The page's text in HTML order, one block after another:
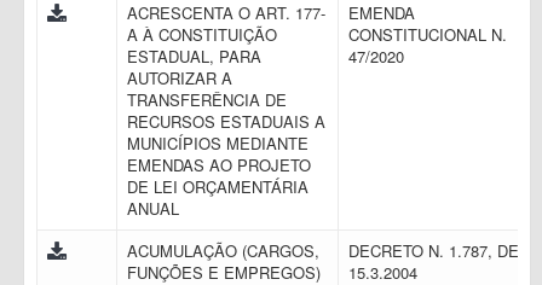
ACRESCENTA O ART. 177-
A À CONSTITUIÇÃO
ESTADUAL, PARA
AUTORIZAR A
TRANSFERÊNCIA DE
RECURSOS ESTADUAIS A
MUNICÍPIOS MEDIANTE
EMENDAS AO PROJETO
DE LEI ORÇAMENTÁRIA
ANUAL
EMENDA
CONSTITUCIONAL N.
47/2020
ACUMULAÇÃO (CARGOS,
FUNÇÕES E EMPREGOS)
DECRETO N. 1.787, DE
15.3.2004